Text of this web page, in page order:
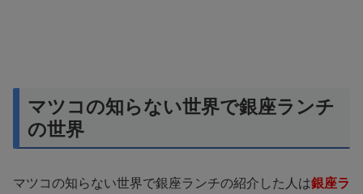
マツコの知らない世界で銀座ランチ
の世界
マツコの知らない世界で銀座ランチの紹介した人は銀座ラ